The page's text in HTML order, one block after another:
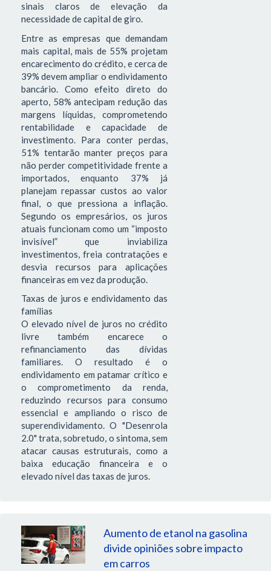
sinais claros de elevação da
necessidade de capital de giro.
Entre as empresas que demandam
mais capital, mais de 55% projetam
encarecimento do crédito, e cerca de
39% devem ampliar o endividamento
bancário. Como efeito direto do
aperto, 58% antecipam redução das
margens líquidas, comprometendo
rentabilidade e capacidade de
investimento. Para conter perdas,
51% tentarão manter preços para
não perder competitividade frente a
importados, enquanto 37% já
planejam repassar custos ao valor
final, o que pressiona a inflação.
Segundo os empresários, os juros
atuais funcionam como um “imposto
invisível” que inviabiliza
investimentos, freia contratações e
desvia recursos para aplicações
financeiras em vez da produção.
Taxas de juros e endividamento das
famílias
O elevado nível de juros no crédito
livre também encarece o
refinanciamento das dívidas
familiares. O resultado é o
endividamento em patamar crítico e
o comprometimento da renda,
reduzindo recursos para consumo
essencial e ampliando o risco de
superendividamento. O "Desenrola
2.0" trata, sobretudo, o sintoma, sem
atacar causas estruturais, como a
baixa educação financeira e o
elevado nível das taxas de juros.
Aumento de etanol na gasolina
divide opiniões sobre impacto
em carros